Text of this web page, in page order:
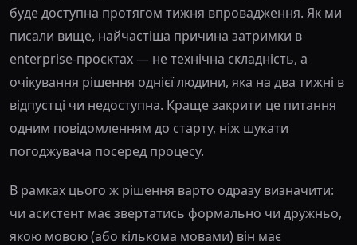
буде доступна протягом тижня впровадження. Як ми
писали вище, найчастіша причина затримки в
enterprise-проєктах — не технічна складність, а
очікування рішення однієї людини, яка на два тижні в
відпустці чи недоступна. Краще закрити це питання
одним повідомленням до старту, ніж шукати
погоджувача посеред процесу.
В рамках цього ж рішення варто одразу визначити:
чи асистент має звертатись формально чи дружньо,
якою мовою (або кількома мовами) він має